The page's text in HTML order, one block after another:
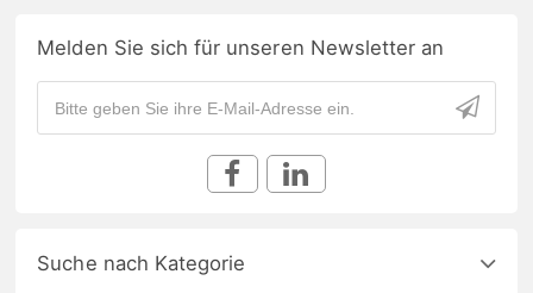
Melden Sie sich für unseren Newsletter an
Suche nach Kategorie